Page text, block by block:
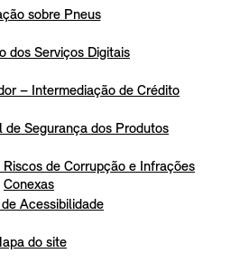
sobre Pneus
dos Serviços Digitais
– Intermediação de Crédito
de Segurança dos Produtos
de Corrupção e Infrações
Conexas
Acessibilidade
do site